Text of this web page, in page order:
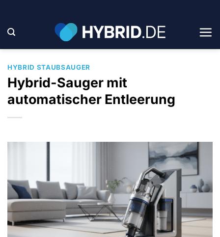
springen
HYBRID STAUBSAUGER
Hybrid-Sauger mit
automatischer Entleerung